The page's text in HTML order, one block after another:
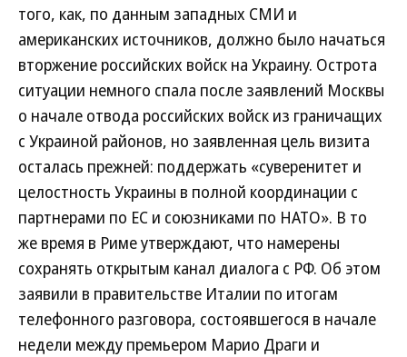
того, как, по данным западных СМИ и
американских источников, должно было начаться
вторжение российских войск на Украину. Острота
ситуации немного спала после заявлений Москвы
о начале отвода российских войск из граничащих
с Украиной районов, но заявленная цель визита
осталась прежней: поддержать «суверенитет и
целостность Украины в полной координации с
партнерами по ЕС и союзниками по НАТО». В то
же время в Риме утверждают, что намерены
сохранять открытым канал диалога с РФ. Об этом
заявили в правительстве Италии по итогам
телефонного разговора, состоявшегося в начале
недели между премьером Марио Драги и